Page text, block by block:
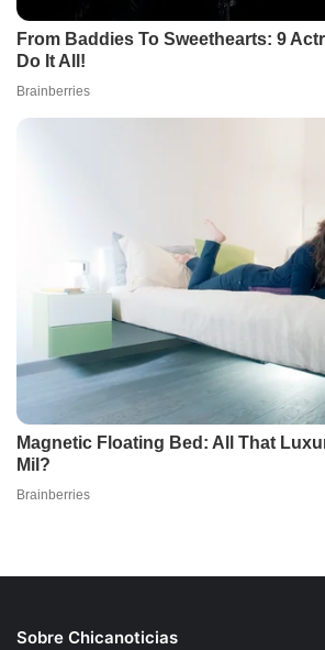
Sobre Chicanoticias